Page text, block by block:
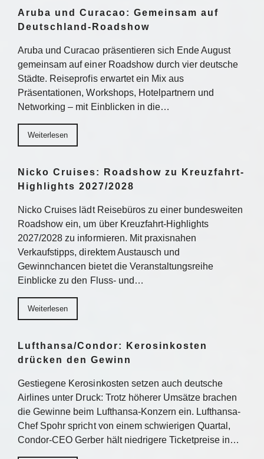
Aruba und Curacao: Gemeinsam auf
Deutschland-Roadshow
Aruba und Curacao präsentieren sich Ende August
gemeinsam auf einer Roadshow durch vier deutsche
Städte. Reiseprofis erwartet ein Mix aus
Präsentationen, Workshops, Hotelpartnern und
Networking – mit Einblicken in die…
Weiterlesen
Nicko Cruises: Roadshow zu Kreuzfahrt-
Highlights 2027/2028
Nicko Cruises lädt Reisebüros zu einer bundesweiten
Roadshow ein, um über Kreuzfahrt-Highlights
2027/2028 zu informieren. Mit praxisnahen
Verkaufstipps, direktem Austausch und
Gewinnchancen bietet die Veranstaltungsreihe
Einblicke zu den Fluss- und…
Weiterlesen
Lufthansa/Condor: Kerosinkosten
drücken den Gewinn
Gestiegene Kerosinkosten setzen auch deutsche
Airlines unter Druck: Trotz höherer Umsätze brachen
die Gewinne beim Lufthansa-Konzern ein. Lufthansa-
Chef Spohr spricht von einem schwierigen Quartal,
Condor-CEO Gerber hält niedrigere Ticketpreise in…